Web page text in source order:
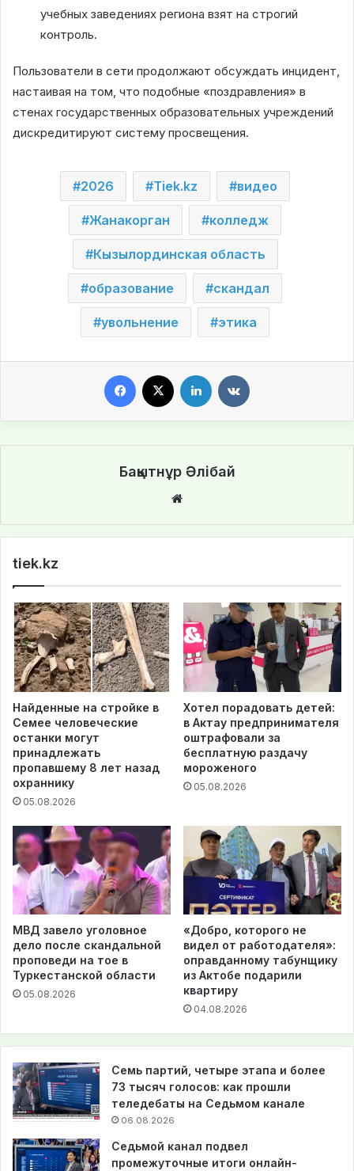
учебных заведениях региона взят на строгий
контроль.
Пользователи в сети продолжают обсуждать инцидент,
настаивая на том, что подобные «поздравления» в
стенах государственных образовательных учреждений
дискредитируют систему просвещения.
2026 Tiek.kz видео
Жанакорган колледж
Кызылординская область
образование скандал
увольнение этика
Бақытнұр Әлібай
te
tiek.kz
Найденные на стройке в
Семее человеческие
останки могут
принадлежать
пропавшему 8 лет назад
охраннику
05.08.2026
Хотел порадовать детей:
в Актау предпринимателя
оштрафовали за
бесплатную раздачу
мороженого
05.08.2026
МВД завело уголовное
дело после скандальной
проповеди на тое в
Туркестанской области
05.08.2026
«Добро, которого не
видел от работодателя»:
оправданному табунщику
из Актобе подарили
квартиру
04.08.2026
Семь партий, четыре этапа и более
73 тысяч голосов: как прошли
теледебаты на Седьмом канале
06.08.2026
Седьмой канал подвел
промежуточные итоги онлайн-